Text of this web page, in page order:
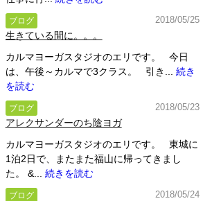
ブログ 2018/05/25
生きている間に。。。
カルマヨーガスタジオのエリです。 今日
は、午後～カルマで3クラス。 引き... 続き
を読む
ブログ 2018/05/23
アレクサンダーのち陰ヨガ
カルマヨーガスタジオのエリです。 東城に
1泊2日で、またまた福山に帰ってきまし
た。 &... 続きを読む
ブログ 2018/05/24